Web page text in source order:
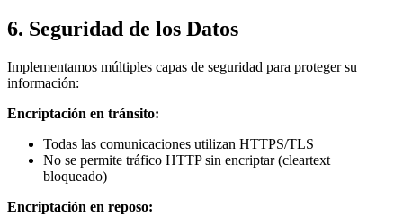
6. Seguridad de los Datos
Implementamos múltiples capas de seguridad para proteger su
información:
Encriptación en tránsito:
Todas las comunicaciones utilizan HTTPS/TLS
No se permite tráfico HTTP sin encriptar (cleartext
bloqueado)
Encriptación en reposo: